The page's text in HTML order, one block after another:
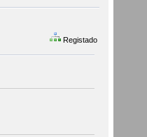
Registado